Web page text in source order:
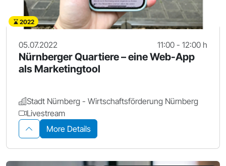
2022
05.07.2022 11:00 - 12:00 h
Nürnberger Quartiere – eine Web-App
als Marketingtool
Stadt Nürnberg - Wirtschaftsförderung Nürnberg
Livestream
More Details